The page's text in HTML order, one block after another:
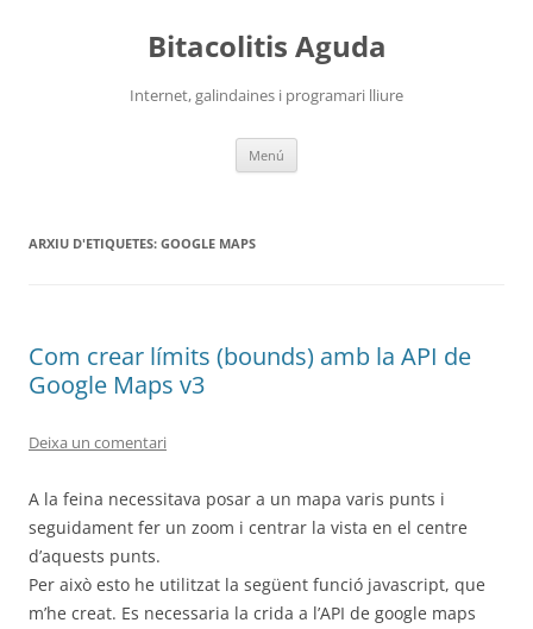
Bitacolitis Aguda
Internet, galindaines i programari lliure
Menú
ARXIU D'ETIQUETES: GOOGLE MAPS
Com crear límits (bounds) amb la API de
Google Maps v3
Deixa un comentari
A la feina necessitava posar a un mapa varis punts i
seguidament fer un zoom i centrar la vista en el centre
d’aquests punts.
Per això esto he utilitzat la següent funció javascript, que
m’he creat. Es necessaria la crida a l’API de google maps